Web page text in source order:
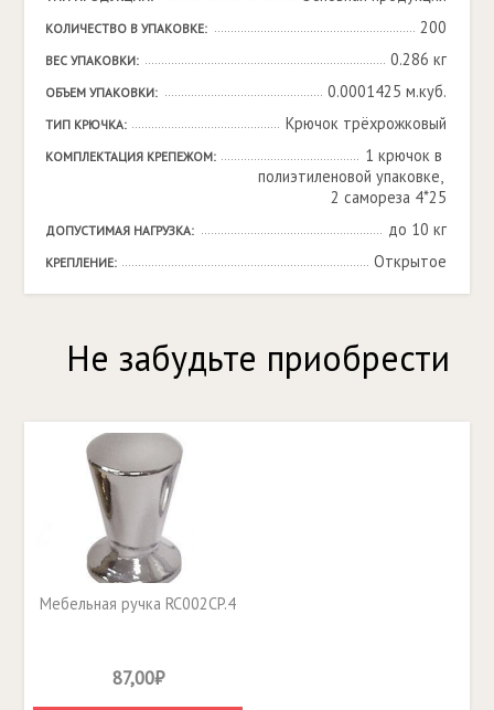
КОЛИЧЕСТВО В УПАКОВКЕ: 200
ВЕС УПАКОВКИ: 0.286 кг
ОБЪЕМ УПАКОВКИ: 0.0001425 м.куб.
ТИП КРЮЧКА: Крючок трёхрожковый
КОМПЛЕКТАЦИЯ КРЕПЕЖОМ:
1 крючок в
полиэтиленовой упаковке,
2 самореза 4*25
ДОПУСТИМАЯ НАГРУЗКА: до 10 кг
КРЕПЛЕНИЕ: Открытое
Не забудьте приобрести
Мебельная ручка RC002CP.4
87,00₽